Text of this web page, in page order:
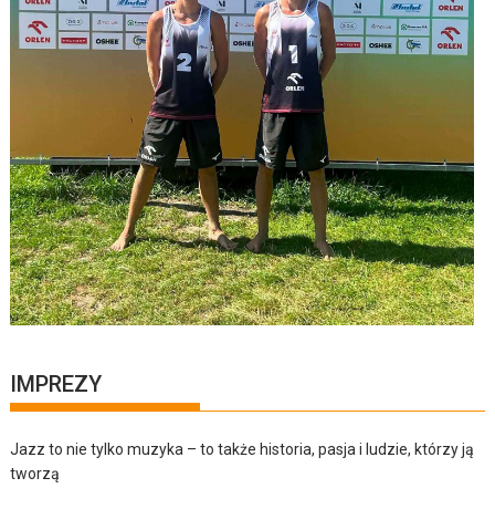
IMPREZY
Jazz to nie tylko muzyka – to także historia, pasja i ludzie, którzy ją
tworzą